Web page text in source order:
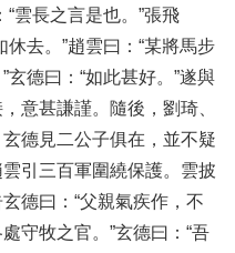
雲長之言是也。”張飛
去。”趙雲曰：“某將馬步
德曰：“如此甚好。”遂與
意甚謙謹。隨後，劉琦、
德見二公子俱在，並不疑
引三百軍圍繞保護。雲披
德曰：“父親氣疾作，不
守牧之官。”玄德曰：“吾